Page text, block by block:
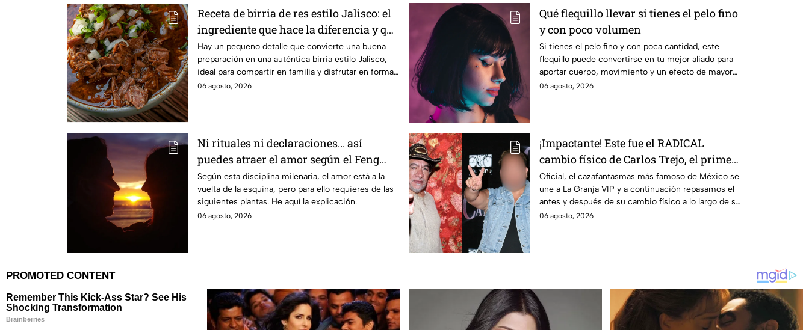
Receta de birria de res estilo Jalisco: el
ingrediente que hace la diferencia y que
NO te puede faltar
Hay un pequeño detalle que convierte una buena
preparación en una auténtica birria estilo Jalisco,
ideal para compartir en familia y disfrutar en forma
de caldo, tacos de birria o una irresistible
06 agosto, 2026
Qué flequillo llevar si tienes el pelo fino
y con poco volumen
Si tienes el pelo fino y con poca cantidad, este
flequillo puede convertirse en tu mejor aliado para
aportar cuerpo, movimiento y un efecto de mayor
densidad.
06 agosto, 2026
Ni rituales ni declaraciones... así
puedes atraer el amor según el Feng
Shui
Según esta disciplina milenaria, el amor está a la
vuelta de la esquina, pero para ello requieres de las
siguientes plantas. He aquí la explicación.
06 agosto, 2026
¡Impactante! Este fue el RADICAL
cambio físico de Carlos Trejo, el primer
granjero de La Granja VIP Segunda
Temporada, a través de los años
Oficial, el cazafantasmas más famoso de México se
une a La Granja VIP y a continuación repasamos el
antes y después de su cambio físico a lo largo de su
carrera.
06 agosto, 2026